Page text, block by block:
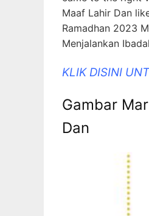
Maaf Lahir Dan
Ramadhan 2023
Menjalankan
KLIK DISINI
Gambar
Dan